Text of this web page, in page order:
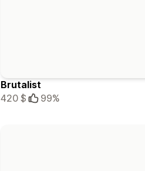
Brutalist
420 $
99%